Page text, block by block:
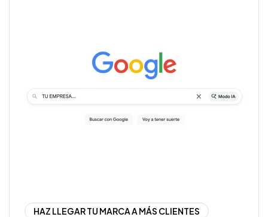
HAZ LLEGAR TU MARCA A MÁS CLIENTES